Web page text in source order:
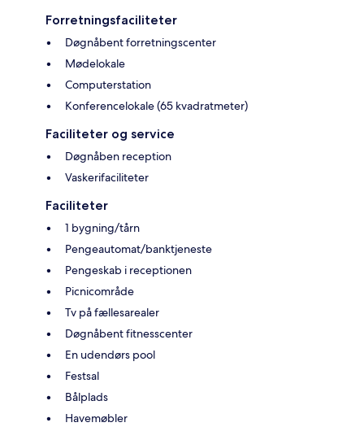
Forretningsfaciliteter
Døgnåbent forretningscenter
Mødelokale
Computerstation
Konferencelokale (65 kvadratmeter)
Faciliteter og service
Døgnåben reception
Vaskerifaciliteter
Faciliteter
1 bygning/tårn
Pengeautomat/banktjeneste
Pengeskab i receptionen
Picnicområde
Tv på fællesarealer
Døgnåbent fitnesscenter
En udendørs pool
Festsal
Bålplads
Havemøbler